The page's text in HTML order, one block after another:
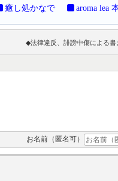
癒し処かなで aroma lea
◆法律違反、誹謗中傷による
お名前（匿名可）